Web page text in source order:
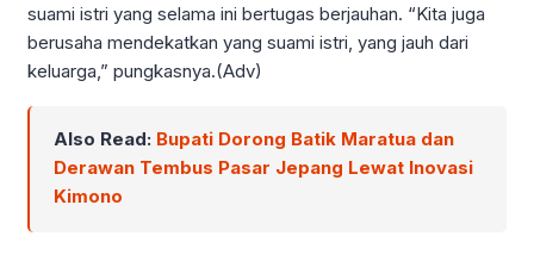
suami istri yang selama ini bertugas berjauhan. “Kita juga
berusaha mendekatkan yang suami istri, yang jauh dari
keluarga,” pungkasnya.(Adv)
Also Read: Bupati Dorong Batik Maratua dan
Derawan Tembus Pasar Jepang Lewat Inovasi
Kimono